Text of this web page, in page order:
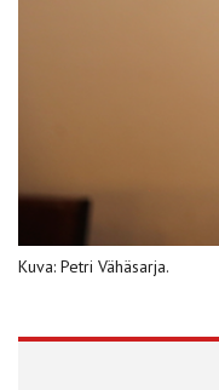
Kuva: Petri Vähäsarja.